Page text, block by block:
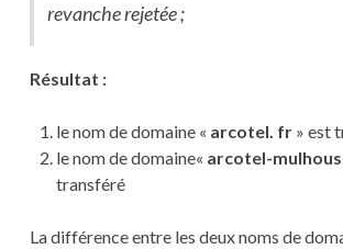
revanche rejetée ;
Résultat :
le nom de domaine « arcotel. fr» est
le nom de domaine« arcotel-
transféré
La différence entre les deux noms de